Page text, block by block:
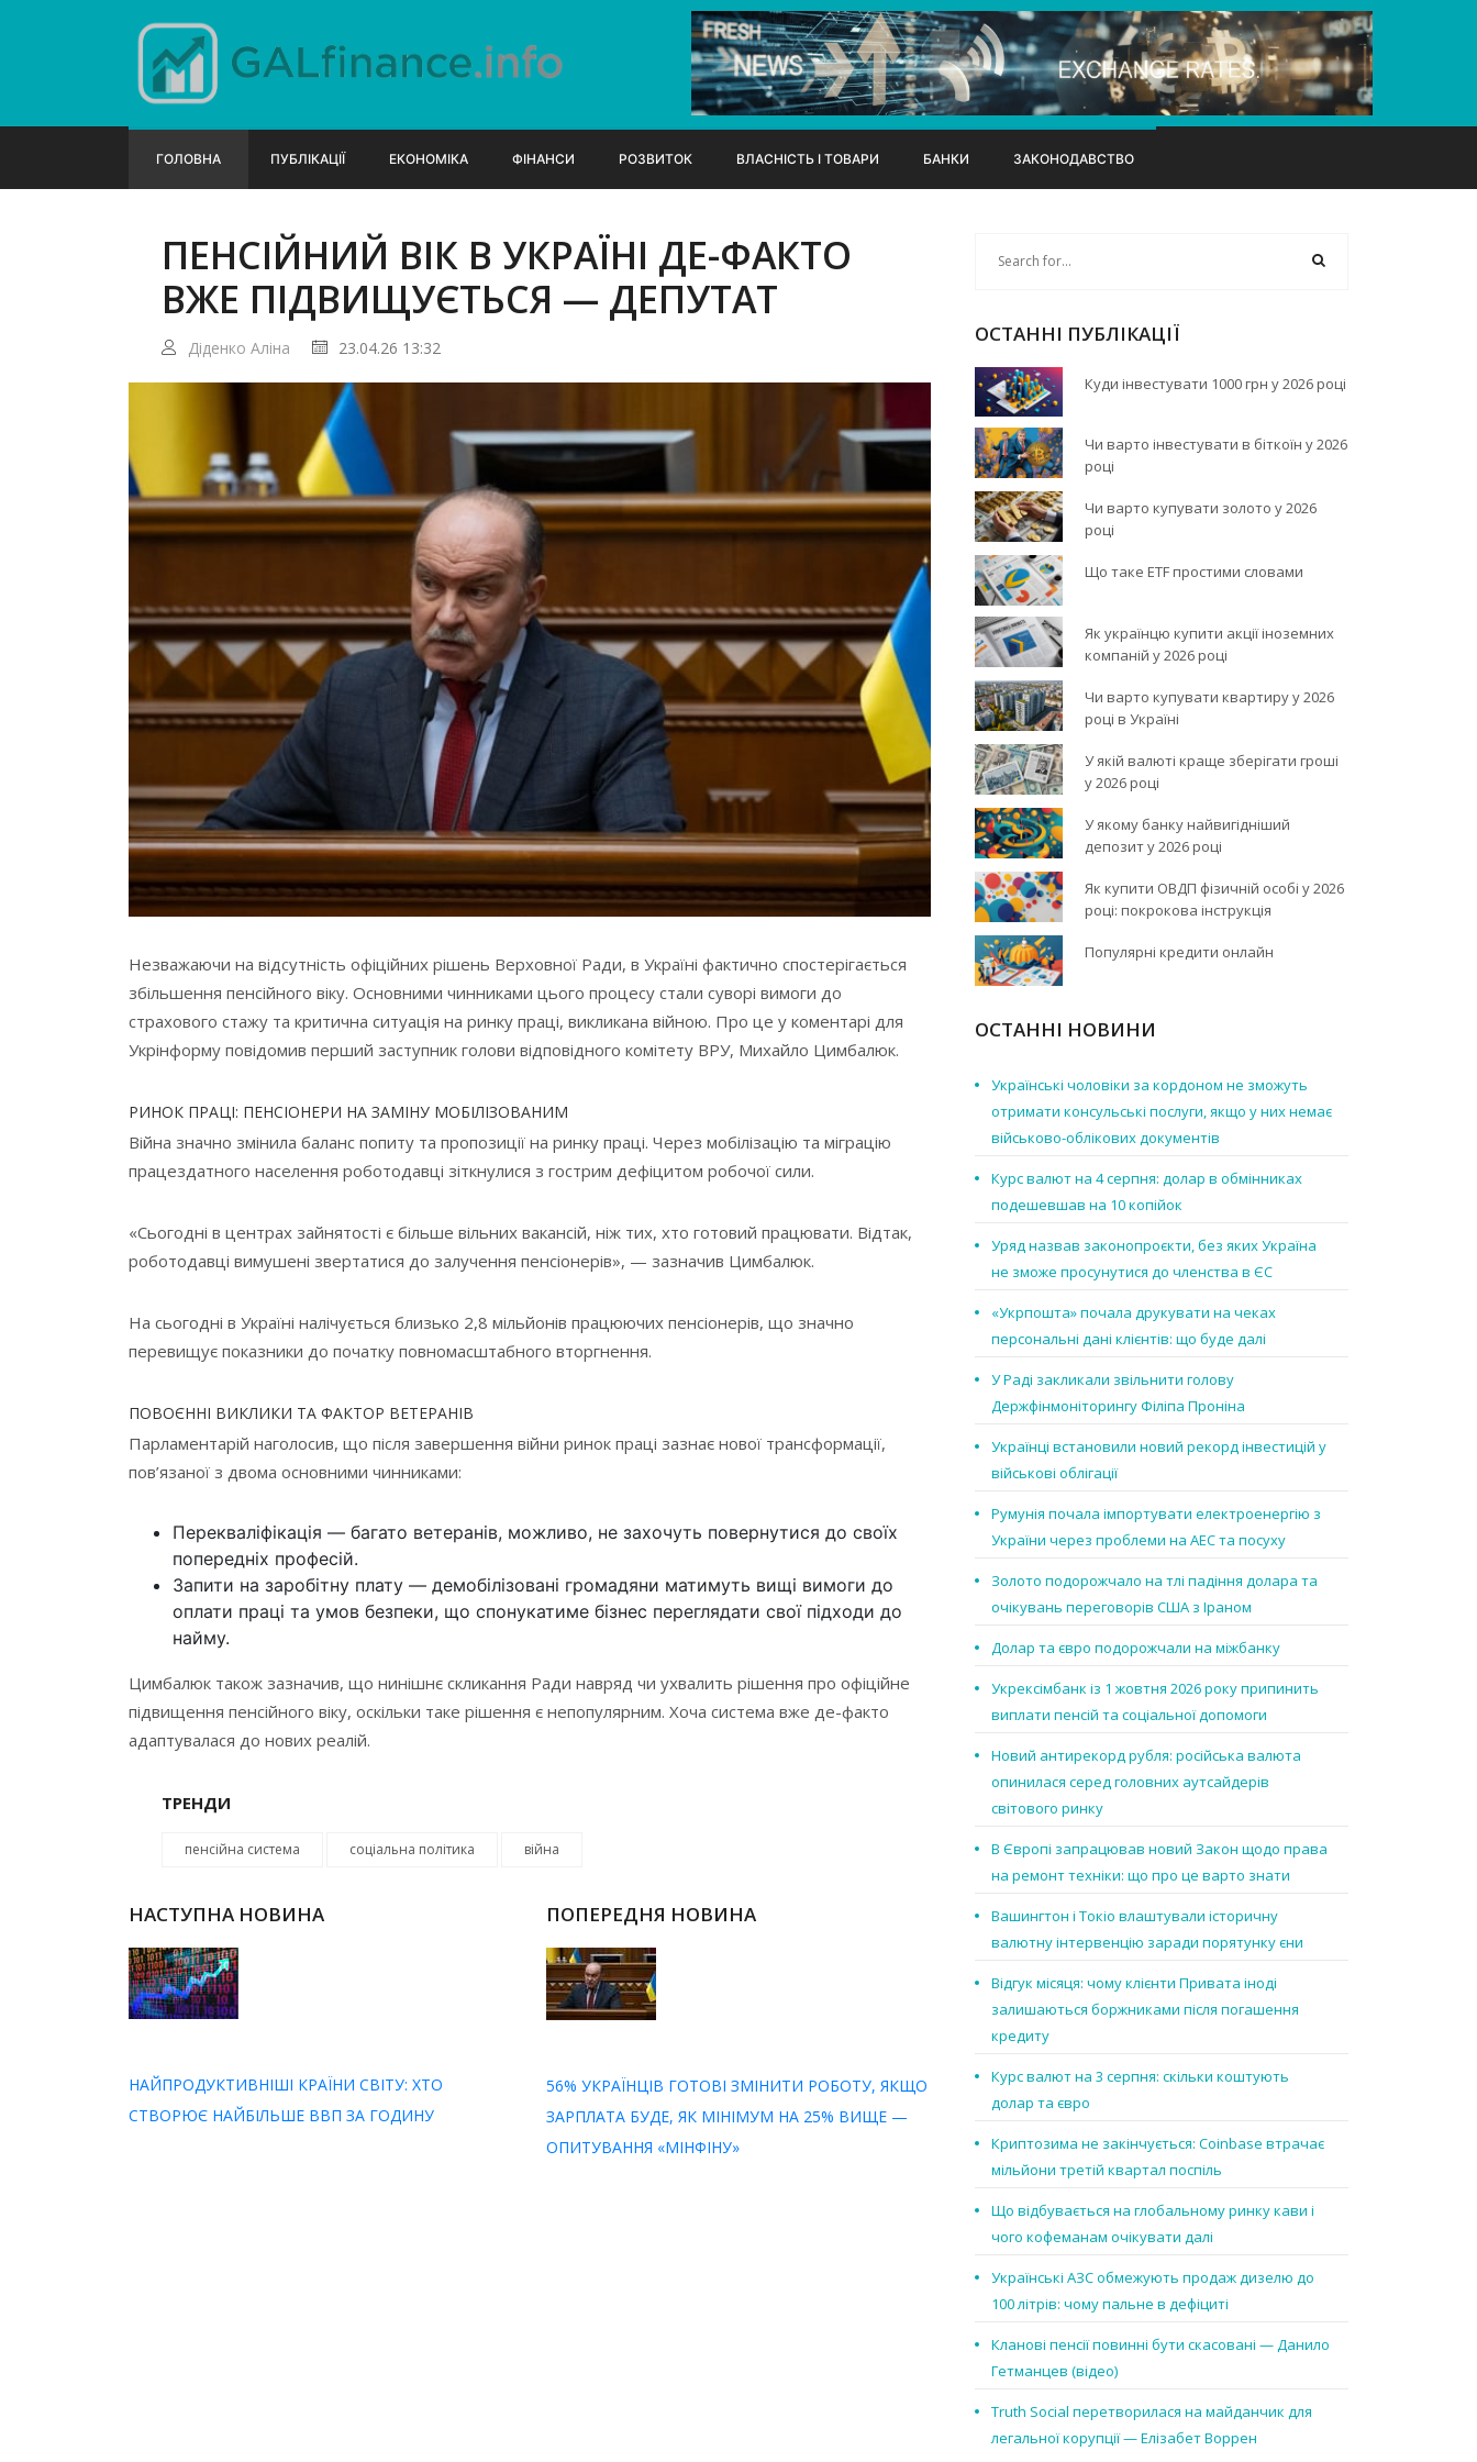
ГОЛОВНА ПУБЛІКАЦІЇ ЕКОНОМІКА ФІНАНСИ РОЗВИТОК ВЛАСНІСТЬ І ТОВАРИ БАНКИ ЗАКОНОДАВСТВО
ПЕНСІЙНИЙ ВІК В УКРАЇНІ ДЕ-ФАКТО
ВЖЕ ПІДВИЩУЄТЬСЯ — ДЕПУТАТ
Діденко Аліна 23.04.26 13:32
Незважаючи на відсутність офіційних рішень Верховної Ради, в Україні фактично спостерігається
збільшення пенсійного віку. Основними чинниками цього процесу стали суворі вимоги до
страхового стажу та критична ситуація на ринку праці, викликана війною. Про це у коментарі для
Укрінформу повідомив перший заступник голови відповідного комітету ВРУ, Михайло Цимбалюк.
РИНОК ПРАЦІ: ПЕНСІОНЕРИ НА ЗАМІНУ МОБІЛІЗОВАНИМ
Війна значно змінила баланс попиту та пропозиції на ринку праці. Через мобілізацію та міграцію
працездатного населення роботодавці зіткнулися з гострим дефіцитом робочої сили.
«Сьогодні в центрах зайнятості є більше вільних вакансій, ніж тих, хто готовий працювати. Відтак,
роботодавці вимушені звертатися до залучення пенсіонерів», — зазначив Цимбалюк.
На сьогодні в Україні налічується близько 2,8 мільйонів працюючих пенсіонерів, що значно
перевищує показники до початку повномасштабного вторгнення.
ПОВОЄННІ ВИКЛИКИ ТА ФАКТОР ВЕТЕРАНІВ
Парламентарій наголосив, що після завершення війни ринок праці зазнає нової трансформації,
пов’язаної з двома основними чинниками:
Перекваліфікація — багато ветеранів, можливо, не захочуть повернутися до своїх
попередніх професій.
Запити на заробітну плату — демобілізовані громадяни матимуть вищі вимоги до
оплати праці та умов безпеки, що спонукатиме бізнес переглядати свої підходи до
найму.
Цимбалюк також зазначив, що нинішнє скликання Ради навряд чи ухвалить рішення про офіційне
підвищення пенсійного віку, оскільки таке рішення є непопулярним. Хоча система вже де-факто
адаптувалася до нових реалій.
ТРЕНДИ
пенсійна система соціальна політика війна
НАСТУПНА НОВИНА
НАЙПРОДУКТИВНІШІ КРАЇНИ СВІТУ: ХТО
СТВОРЮЄ НАЙБІЛЬШЕ ВВП ЗА ГОДИНУ
ПОПЕРЕДНЯ НОВИНА
56% УКРАЇНЦІВ ГОТОВІ ЗМІНИТИ РОБОТУ, ЯКЩО
ЗАРПЛАТА БУДЕ, ЯК МІНІМУМ НА 25% ВИЩЕ —
ОПИТУВАННЯ «МІНФІНУ»
ОСТАННІ ПУБЛІКАЦІЇ
Куди інвестувати 1000 грн у 2026 році
Чи варто інвестувати в біткоїн у 2026
році
Чи варто купувати золото у 2026
році
Що таке ETF простими словами
Як українцю купити акції іноземних
компаній у 2026 році
Чи варто купувати квартиру у 2026
році в Україні
У якій валюті краще зберігати гроші
у 2026 році
У якому банку найвигідніший
депозит у 2026 році
Як купити ОВДП фізичній особі у 2026
році: покрокова інструкція
Популярні кредити онлайн
ОСТАННІ НОВИНИ
Українські чоловіки за кордоном не зможуть
отримати консульські послуги, якщо у них немає
військово-облікових документів
Курс валют на 4 серпня: долар в обмінниках
подешевшав на 10 копійок
Уряд назвав законопроєкти, без яких Україна
не зможе просунутися до членства в ЄС
«Укрпошта» почала друкувати на чеках
персональні дані клієнтів: що буде далі
У Раді закликали звільнити голову
Держфінмоніторингу Філіпа Проніна
Українці встановили новий рекорд інвестицій у
військові облігації
Румунія почала імпортувати електроенергію з
України через проблеми на АЕС та посуху
Золото подорожчало на тлі падіння долара та
очікувань переговорів США з Іраном
Долар та євро подорожчали на міжбанку
Укрексімбанк із 1 жовтня 2026 року припинить
виплати пенсій та соціальної допомоги
Новий антирекорд рубля: російська валюта
опинилася серед головних аутсайдерів
світового ринку
В Європі запрацював новий Закон щодо права
на ремонт техніки: що про це варто знати
Вашингтон і Токіо влаштували історичну
валютну інтервенцію заради порятунку єни
Відгук місяця: чому клієнти Привата іноді
залишаються боржниками після погашення
кредиту
Курс валют на 3 серпня: скільки коштують
долар та євро
Криптозима не закінчується: Coinbase втрачає
мільйони третій квартал поспіль
Що відбувається на глобальному ринку кави і
чого кофеманам очікувати далі
Українські АЗС обмежують продаж дизелю до
100 літрів: чому пальне в дефіциті
Кланові пенсії повинні бути скасовані — Данило
Гетманцев (відео)
Truth Social перетворилася на майданчик для
легальної корупції — Елізабет Воррен